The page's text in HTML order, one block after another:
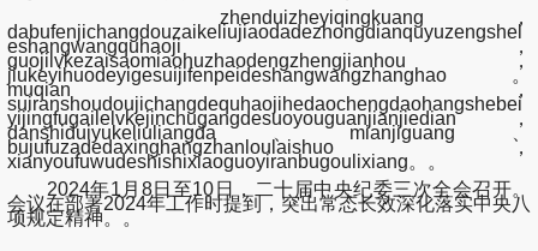
zhenduizheyiqingkuang，
dabufenjichangdouzaikeliujiaodadezhongdianquyuzengshel
eshangwangquhaoji，
guojilvkezaisaomiaohuzhaodengzhengjianhou，
jiukeyihuodeyigesuijifenpeideshangwangzhanghao。
muqian，
suiranshoudoujichangdequhaojihedaochengdaohangshebei
yijingfugailelvkejinchugangdesuoyouguanjianjiedian，
danshiduiyukeliuliangda、mianjiguang、
bujufuzadedaxinghangzhanloulaishuo，
xianyoufuwudeshishixiaoguoyiranbugoulixiang。。
2024年1月8日至10日，二十届中央纪委三次全会召开。
会议在部署2024年工作时提到，突出常态长效深化落实中央八
项规定精神。。